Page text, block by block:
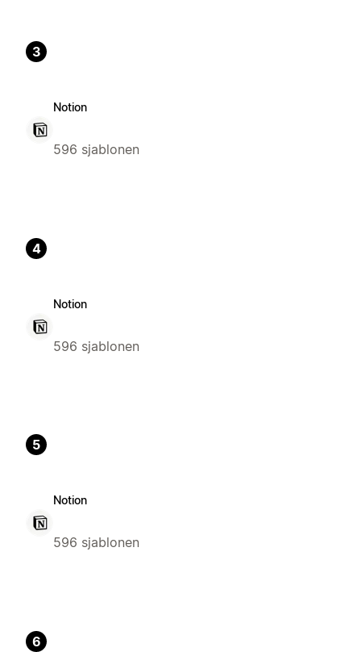
3
Notion
596 sjablonen
4
Notion
596 sjablonen
5
Notion
596 sjablonen
6